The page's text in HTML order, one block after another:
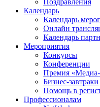
Поздравления
Календарь
Календарь
Онлайн
Календарь
Мероприятия
Конкурсы
Конференции
Премия
Бизнес-завтраки
Помощь в
Профессионалам